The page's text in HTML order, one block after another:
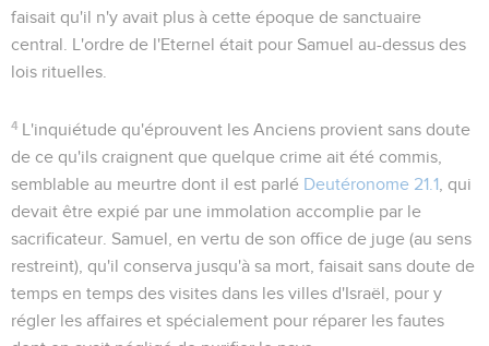
faisait qu'il n'y avait plus à cette époque de sanctuaire
central. L'ordre de l'Eternel était pour Samuel au-dessus des
lois rituelles.
4 L'inquiétude qu'éprouvent les Anciens provient sans doute
de ce qu'ils craignent que quelque crime ait été commis,
semblable au meurtre dont il est parlé Deutéronome 21.1 , qui
devait être expié par une immolation accomplie par le
sacrificateur. Samuel, en vertu de son office de juge (au sens
restreint), qu'il conserva jusqu'à sa mort, faisait sans doute de
temps en temps des visites dans les villes d'Israël, pour y
régler les affaires et spécialement pour réparer les fautes